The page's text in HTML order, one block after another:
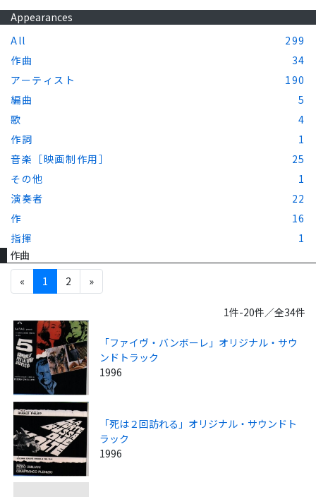
Appearances
All
299
作曲
34
アーティスト
190
編曲
5
歌
4
作詞
1
音楽［映画制作用］
25
その他
1
演奏者
22
作
16
指揮
1
作曲
«
1 2 »
1件-20件／全34件
「ファイヴ・バンボーレ」オリジナル・サウ
ンドトラック
1996
「死は２回訪れる」オリジナル・サウンドト
ラック
1996